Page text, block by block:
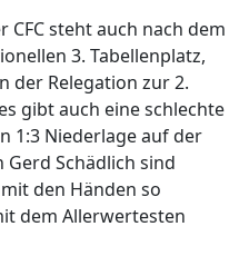
steht auch nach dem
3. Tabellenplatz,
der Relegation zur 2.
gibt auch eine schlechte
1:3 Niederlage auf der
Gerd Schädlich sind
den Händen so
dem Allerwertesten